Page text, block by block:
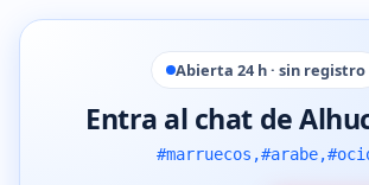
Abierta 24 h · sin registro
Entra al chat de